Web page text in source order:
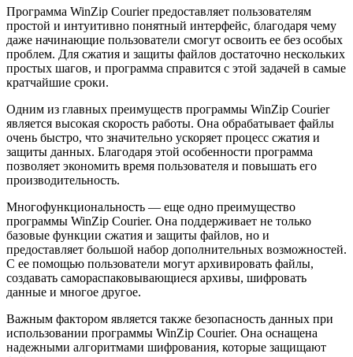
Программа WinZip Courier предоставляет пользователям
простой и интуитивно понятный интерфейс, благодаря чему
даже начинающие пользователи смогут освоить ее без особых
проблем. Для сжатия и защиты файлов достаточно нескольких
простых шагов, и программа справится с этой задачей в самые
кратчайшие сроки.
Одним из главных преимуществ программы WinZip Courier
является высокая скорость работы. Она обрабатывает файлы
очень быстро, что значительно ускоряет процесс сжатия и
защиты данных. Благодаря этой особенности программа
позволяет экономить время пользователя и повышать его
производительность.
Многофункциональность — еще одно преимущество
программы WinZip Courier. Она поддерживает не только
базовые функции сжатия и защиты файлов, но и
предоставляет большой набор дополнительных возможностей.
С ее помощью пользователи могут архивировать файлы,
создавать самораспаковывающиеся архивы, шифровать
данные и многое другое.
Важным фактором является также безопасность данных при
использовании программы WinZip Courier. Она оснащена
надежными алгоритмами шифрования, которые защищают